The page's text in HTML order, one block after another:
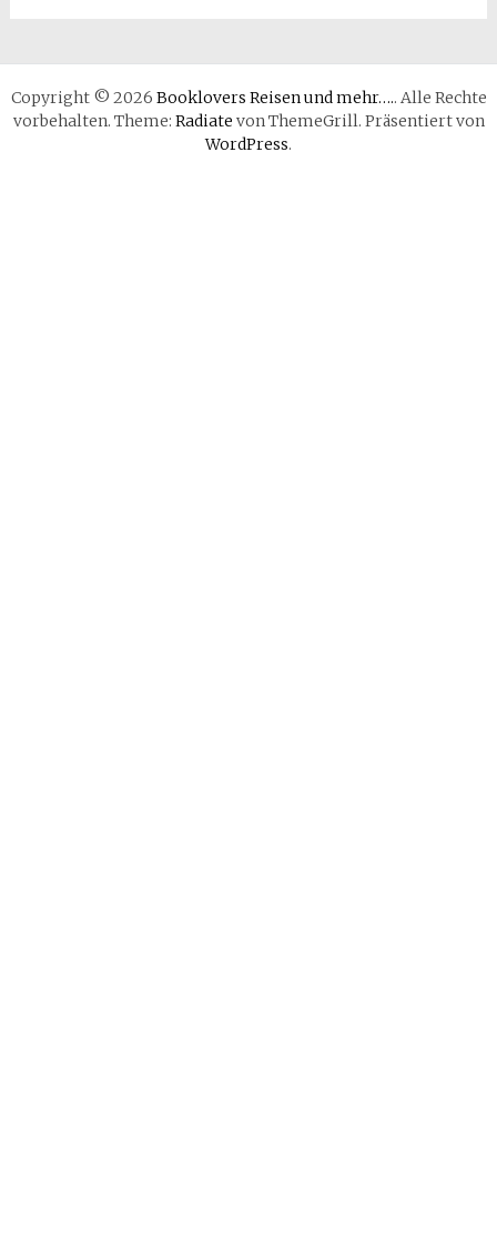
Copyright © 2026 Booklovers Reisen und mehr….. Alle Rechte
vorbehalten. Theme: Radiate von ThemeGrill. Präsentiert von
WordPress.